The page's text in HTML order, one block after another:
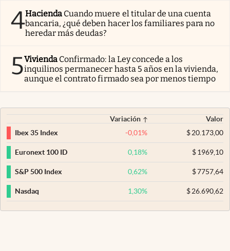
4Hacienda Cuando muere el titular de una cuenta
bancaria, ¿qué deben hacer los familiares para no
heredar más deudas?
5Vivienda Confirmado: la Ley concede a los
inquilinos permanecer hasta 5 años en la vivienda,
aunque el contrato firmado sea por menos tiempo
Variación
Valor
Ibex 35 Index
-0,01% $20.173,00
Euronext 100 ID 0,18% $1969,10
S&P 500 Index 0,62% $7757,64
Nasdaq 1,30% $26.690,62